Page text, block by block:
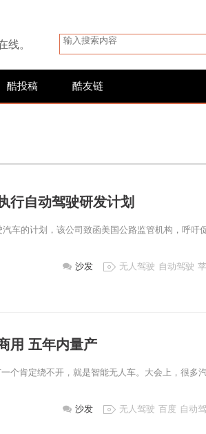
线。
酷投稿 酷友链
行自动驾驶研发计划
车的计划，该公司致函美国公路监管机构，呼吁
无人驾驶 自动驾驶
沙发
用 五年内量产
个肯定绕不开，就是智能无人车。大会上，很多
无人驾驶 百度 自动
沙发